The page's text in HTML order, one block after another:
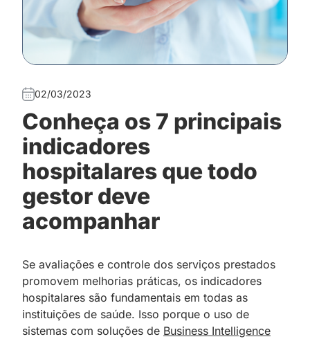
02/03/2023
Conheça os 7 principais
indicadores
hospitalares que todo
gestor deve
acompanhar
Se avaliações e controle dos serviços prestados
promovem melhorias práticas, os indicadores
hospitalares são fundamentais em todas as
instituições de saúde. Isso porque o uso de
sistemas com soluções de Business Intelligence